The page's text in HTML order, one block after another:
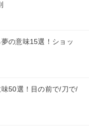
の意味15選！ショッ
味50選！目の前で/刀で/